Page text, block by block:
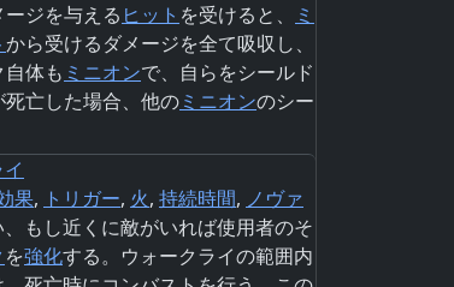
ジを与える ヒット を受けると、
ミ
から受けるダメージを全て吸収し、
体も ミニオンで、自らをシールド
亡した場合、他のミニオンのシー
果, トリガー, 火, 持続時間, ノヴァ
、もし近くに敵がいれば使用者のそ
を強化する。ウォークライの範囲内